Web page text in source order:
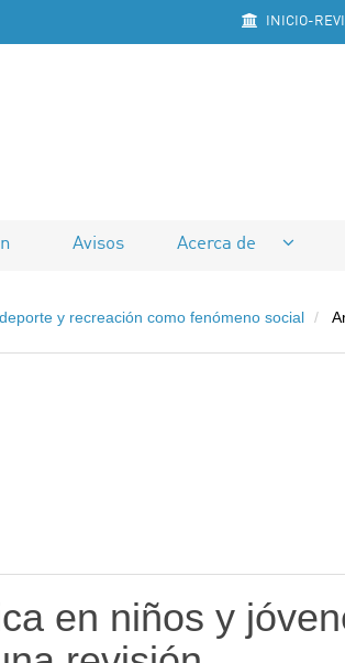
INICIO-
Avisos Acerca de
y recreación como fenómeno social
en niños y